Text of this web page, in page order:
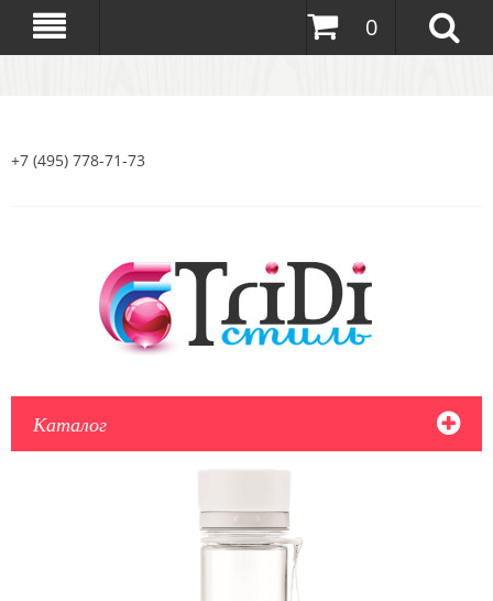
0
+7 (495) 778-71-73
Каталог